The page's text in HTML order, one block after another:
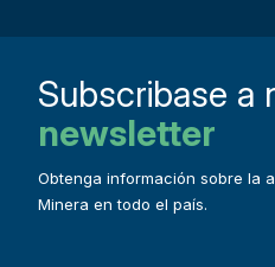
Subscribase a
newsletter
Obtenga información sobre la
Minera en todo el país.